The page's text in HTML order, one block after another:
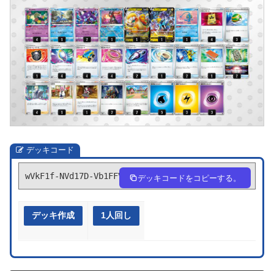
デッキコード
wVkF1f-NVd17D-Vb1FFV デッキコードをコピーする。
デッキ作成 1人回し